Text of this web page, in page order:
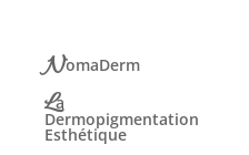
NomaDerm
La
Dermopigmentation
Esthétique